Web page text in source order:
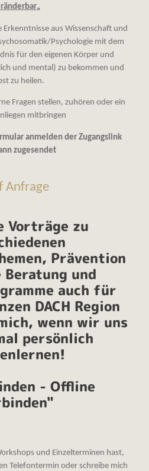
„
aus Wissenschaft und
Psychologie mit dem
für den eigenen Körper und
und mental) zu bekommen und
zu heilen.
Fragen stellen, zuhören oder ein
mitbringen
anmelden der Zugangslink
zugesendet
Anfrage
Vorträge zu
Prävention
und
auch für
DACH Region
wenn wir uns
persönlich
- Offline
und Einzelterminen hast,
Telefontermin oder schreibe mich